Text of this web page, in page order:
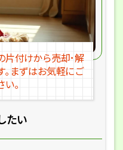
たい
片付けから売却･解
｡ まずはお気軽にご
い｡